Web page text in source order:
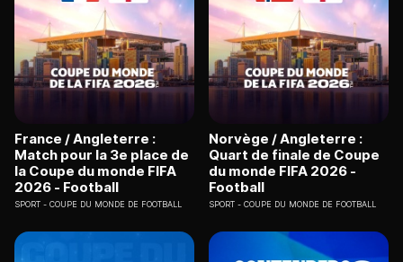
France / Angleterre :
Match pour la 3e place de
la Coupe du monde FIFA
2026 - Football
SPORT COUPE DU MONDE DE FOOTBALL
Norvège / Angleterre :
Quart de finale de Coupe
du monde FIFA 2026 -
Football
SPORT COUPE DU MONDE DE FOOTBALL